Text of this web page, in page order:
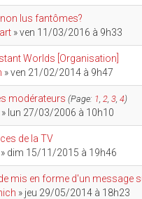
lus fantômes?
» ven 11/03/2016 à 9h33
Worlds [Organisation]
» ven 21/02/2014 à 9h47
modérateurs (Page: 1, 2, 3, 4)
» lun 27/03/2006 à 10h10
de la TV
» dim 15/11/2015 à 19h46
mis en forme d'un message
» jeu 29/05/2014 à 18h23